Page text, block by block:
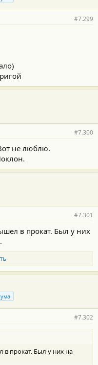
#7.299
#7.300
не люблю.
#7.301
в прокат. Был у них
#7.302
прокат. Был у них на